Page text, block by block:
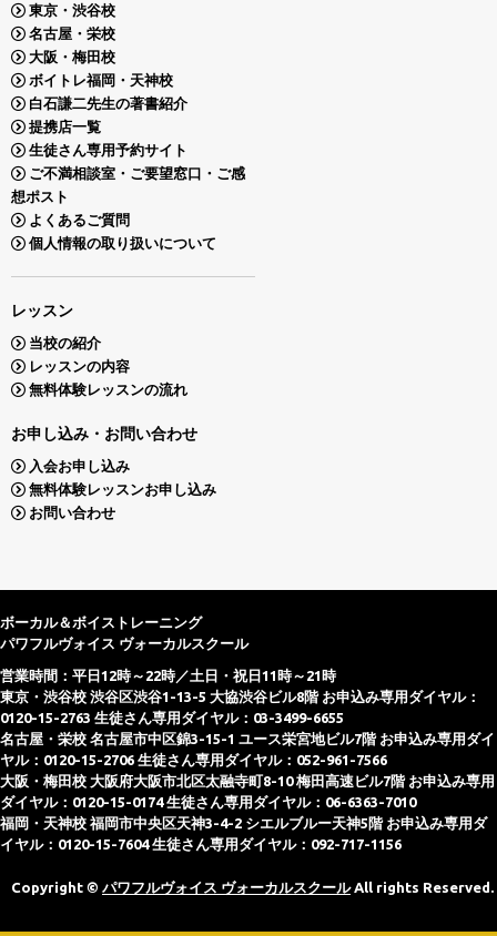
東京・渋谷校
名古屋・栄校
大阪・梅田校
ボイトレ福岡・天神校
白石謙二先生の著書紹介
提携店一覧
生徒さん専用予約サイト
ご不満相談室・ご要望窓口・ご感
想ポスト
よくあるご質問
個人情報の取り扱いについて
レッスン
当校の紹介
レッスンの内容
無料体験レッスンの流れ
お申し込み・お問い合わせ
入会お申し込み
無料体験レッスンお申し込み
お問い合わせ
ボーカル＆ボイストレーニング
パワフルヴォイス ヴォーカルスクール
営業時間：平日12時～22時／土日・祝日11時～21時
東京・渋谷校 渋谷区渋谷1-13-5 大協渋谷ビル8階 お申込み専用ダイヤル：
0120-15-2763 生徒さん専用ダイヤル：03-3499-6655
名古屋・栄校 名古屋市中区錦3-15-1 ユース栄宮地ビル7階 お申込み専用ダイ
ヤル：0120-15-2706 生徒さん専用ダイヤル：052-961-7566
大阪・梅田校 大阪府大阪市北区太融寺町8-10 梅田高速ビル7階 お申込み専用
ダイヤル：0120-15-0174 生徒さん専用ダイヤル：06-6363-7010
福岡・天神校 福岡市中央区天神3-4-2 シエルブルー天神5階 お申込み専用ダ
イヤル：0120-15-7604 生徒さん専用ダイヤル：092-717-1156
Copyright © パワフルヴォイス ヴォーカルスクールAll rights Reserved.